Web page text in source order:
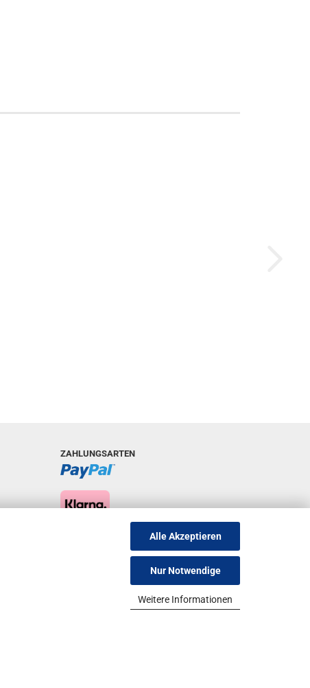
Alle Akzeptieren
Nur Notwendige
Weitere Informationen
ZAHLUNGSARTEN